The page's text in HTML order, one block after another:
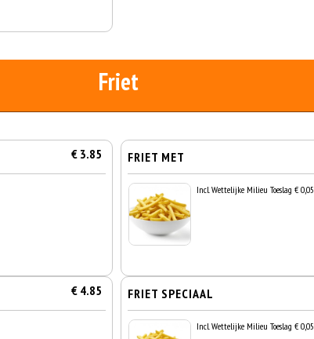
Friet
€ 3.85 FRIET MET
Incl. Wettelijke Milieu Toeslag € 0,05
€ 4.85 FRIET SPECIAAL
Incl. Wettelijke Milieu Toeslag € 0,05